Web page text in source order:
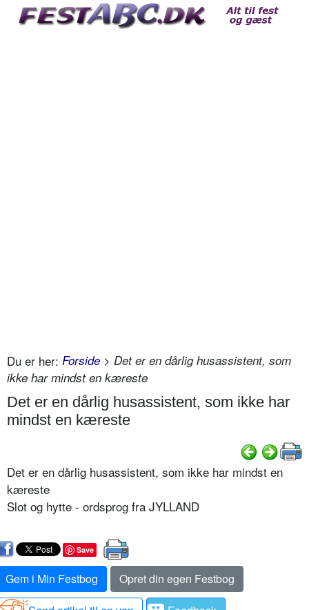
Du er her: Forside > Det er en dårlig husassistent, som
ikke har mindst en kæreste
Det er en dårlig husassistent, som ikke har
mindst en kæreste
Det er en dårlig husassistent, som ikke har mindst en
kæreste
Slot og hytte - ordsprog fra JYLLAND
Save
Gem i Min Festbog
Opret din egen Festbog